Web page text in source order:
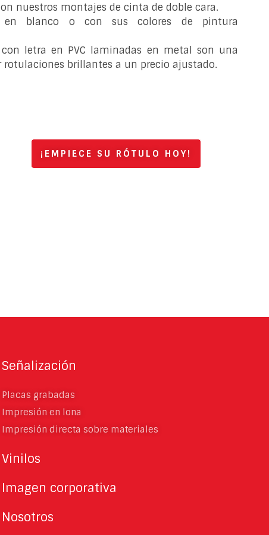
nuestros montajes de cinta de doble cara.
en blanco o con sus colores de pintura
letra en PVC laminadas en metal son una
rotulaciones brillantes a un precio ajustado.
¡EMPIECE SU RÓTULO HOY!
Señalización
Placas grabadas
Impresión en lona
Impresión directa sobre materiales
Vinilos
Imagen corporativa
Nosotros